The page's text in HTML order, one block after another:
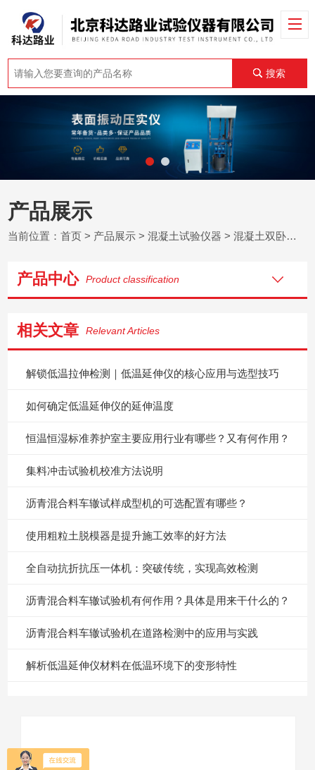
搜索
产品展示
当前位置：首页 > 产品展示 >混凝土试验仪器 >混凝土双卧轴式搅拌机
产品中心 Product classification
相关文章 Relevant Articles
解锁低温拉伸检测｜低温延伸仪的核心应用与选型技巧
如何确定低温延伸仪的延伸温度
恒温恒湿标准养护室主要应用行业有哪些？又有何作用？
集料冲击试验机校准方法说明
沥青混合料车辙试样成型机的可选配置有哪些？
使用粗粒土脱模器是提升施工效率的好方法
全自动抗折抗压一体机：突破传统，实现高效检测
沥青混合料车辙试验机有何作用？具体是用来干什么的？
沥青混合料车辙试验机在道路检测中的应用与实践
解析低温延伸仪材料在低温环境下的变形特性